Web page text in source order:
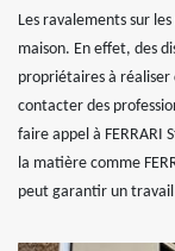
Les ravalements sur
maison. En effet, des
propriétaires à réaliser
contacter des
faire appel à FERRARI
la matière comme
peut garantir un